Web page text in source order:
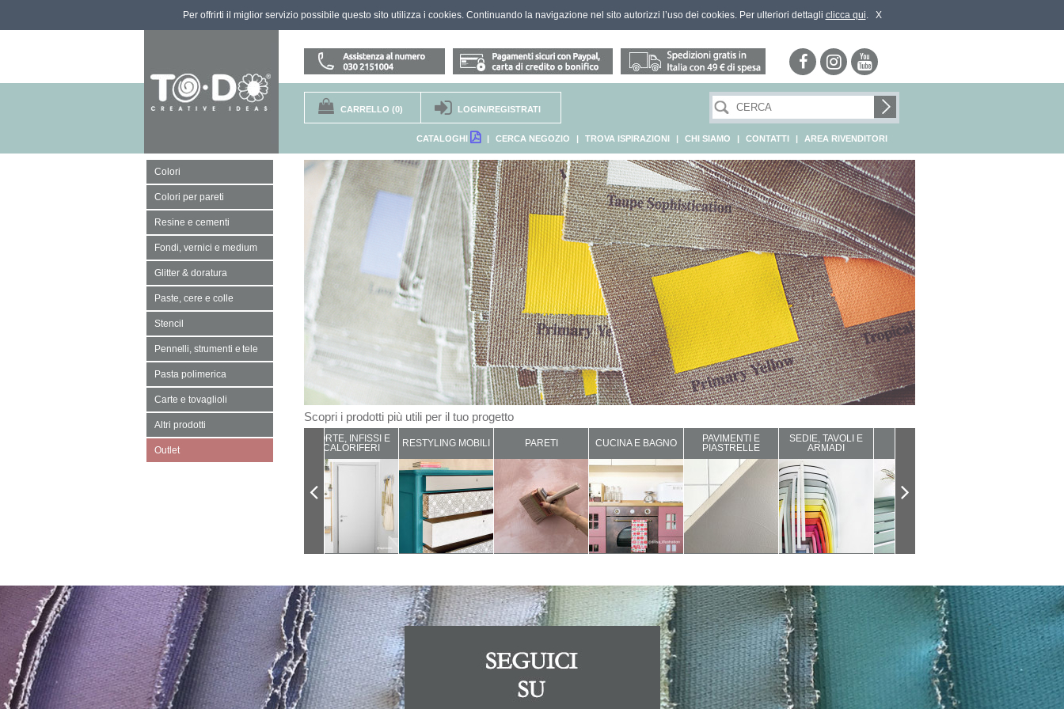
Per offrirti il miglior servizio possibile questo sito utilizza i cookies. Continuando la navigazione nel sito autorizzi l’uso dei cookies. Per ulteriori dettagli clicca qui. X
CARRELLO (0) LOGIN/REGISTRATI
CATALOGHI | CERCA NEGOZIO | TROVA ISPIRAZIONI | CHI SIAMO | CONTATTI | AREA RIVENDITORI
Colori
Colori per pareti
Resine e cementi
Fondi, vernici e medium
Glitter & doratura
Paste, cere e colle
Stencil
Pennelli, strumenti e tele
Pasta polimerica
Carte e tovaglioli
Altri prodotti
Outlet
Scopri i prodotti più utili per il tuo progetto
PORTE, INFISSI E
CALORIFERI
RESTYLING MOBILI PARETI CUCINA E BAGNO
PAVIMENTI E
PIASTRELLE
SEDIE, TAVOLI E
ARMADI